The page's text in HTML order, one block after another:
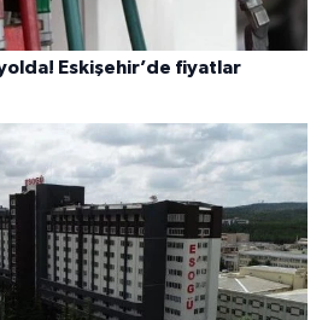
Eskişehir’de fiyatlar